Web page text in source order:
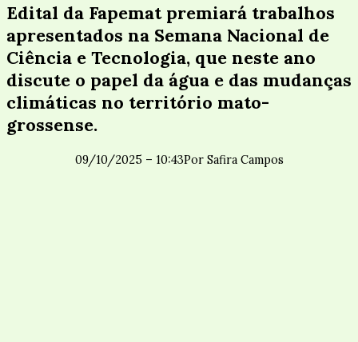
Edital da Fapemat premiará trabalhos
apresentados na Semana Nacional de
Ciência e Tecnologia, que neste ano
discute o papel da água e das mudanças
climáticas no território mato-
grossense.
09/10/2025 – 10:43PorSafira Campos